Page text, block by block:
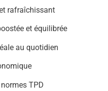
rafraîchissant
et équilibrée
au quotidien
TPD